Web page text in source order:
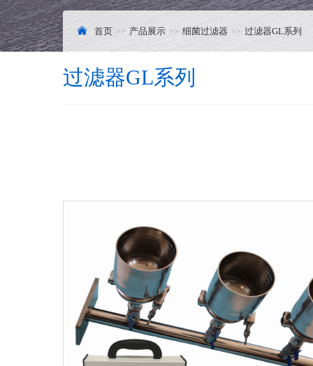
首页 产品展示 细菌过滤器 过滤器GL系列
过滤器GL系列